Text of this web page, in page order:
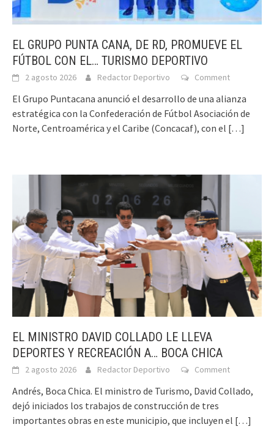
EL GRUPO PUNTA CANA, DE RD, PROMUEVE EL
FÚTBOL CON EL… TURISMO DEPORTIVO
2 agosto 2026 Redactor Deportivo Comment
El Grupo Puntacana anunció el desarrollo de una alianza
estratégica con la Confederación de Fútbol Asociación de
Norte, Centroamérica y el Caribe (Concacaf), con el […]
EL MINISTRO DAVID COLLADO LE LLEVA
DEPORTES Y RECREACIÓN A… BOCA CHICA
2 agosto 2026 Redactor Deportivo Comment
Andrés, Boca Chica. El ministro de Turismo, David Collado,
dejó iniciados los trabajos de construcción de tres
importantes obras en este municipio, que incluyen el […]